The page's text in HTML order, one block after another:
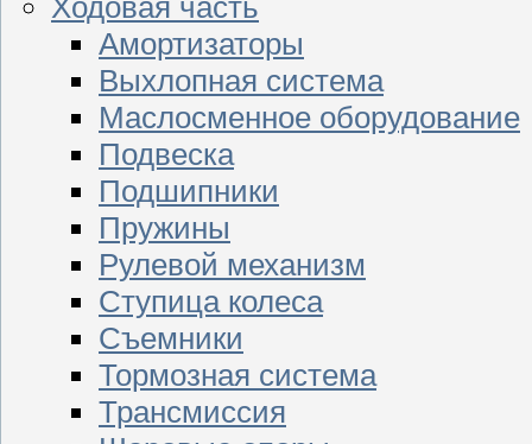
Амортизаторы
Выхлопная система
Маслосменное оборудование
Подвеска
Подшипники
Пружины
Рулевой механизм
Ступица колеса
Съемники
Тормозная система
Трансмиссия